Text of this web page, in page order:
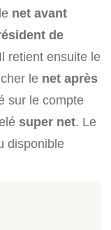
net avant
de
retient ensuite le
le net après
sur le compte
super net. Le
disponible